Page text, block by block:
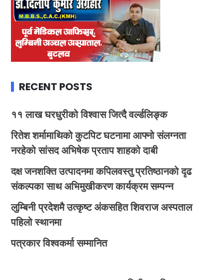
RECENT POSTS
११ लाख घरधुरीको विश्वास जित्दै वर्ल्डलिङ्क
रितेश शर्मामाथिको कुटपिट घटनामा आफ्नो संलग्नता
नरहेको सांसद अभिषेक प्रताप शाहको दाबी
दक्ष जनशक्ति उत्पादनमा कपिलवस्तु प्रतिष्ठानको दृढ
संकल्पका साथ अभिमुखीकरण कार्यक्रम सम्पन्न
लुम्बिनी प्रदेशमै उत्कृष्ट अंकसहित शिवराज अस्पताल
पहिलो स्थानमा
पत्रकार विश्वकर्मा सम्मानित